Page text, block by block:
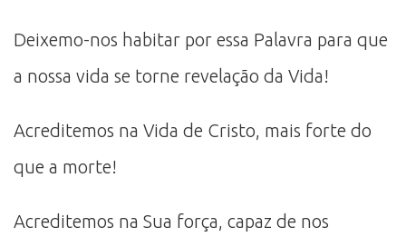
Deixemo-nos habitar por essa Palavra para que
a nossa vida se torne revelação da Vida!
Acreditemos na Vida de Cristo, mais forte do
que a morte!
Acreditemos na Sua força, capaz de nos